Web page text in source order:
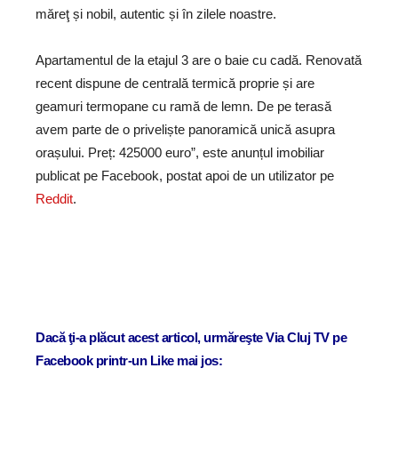
măreţ și nobil, autentic și în zilele noastre.
Apartamentul de la etajul 3 are o baie cu cadă. Renovată
recent dispune de centrală termică proprie și are
geamuri termopane cu ramă de lemn. De pe terasă
avem parte de o priveliște panoramică unică asupra
orașului. Preț: 425000 euro”, este anunțul imobiliar
publicat pe Facebook, postat apoi de un utilizator pe
Reddit.
Dacă ţi-a plăcut acest articol, urmăreşte Via Cluj TV pe
Facebook printr-un Like mai jos: